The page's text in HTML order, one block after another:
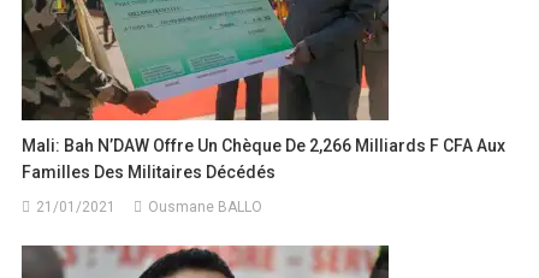
Mali: Bah N’DAW Offre Un Chèque De 2,266 Milliards F CFA Aux
Familles Des Militaires Décédés
21/01/2021 Ousmane BALLO